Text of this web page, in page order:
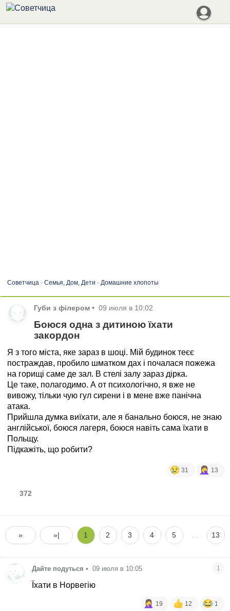
Советчица- Семья, Дом, Дети - Домашние хлопоты
Губи з філером • 09 июля в 10:02
Боюся одна з дитиною їхати
закордон
Я з того міста, яке зараз в шоці. Мій будинок теєє
постраждав, пробило шматком дах і почалася пожежа
на горищі саме де зал. В стелі залу зараз дірка.
Це таке, полагодимо. А от психологічно, я вже не
вивожу, тільки чую гул сирени і в мене вже панічна
атака.
Прийшла думка виїхати, але я банально боюся, не знаю
англійської, боюся лагеря, боюся навіть сама їхати в
Польщу.
Підкажіть, що робити?
31 13
372
» »| 1 2 3 4 5 13
Дайте подуться • 09 июля в 10:05 1
Їхати в Норвегію
19 12 1